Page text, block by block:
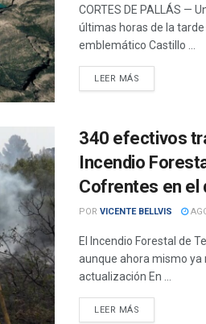
CORTES DE PALLÁS —
últimas horas de la
emblemático Castillo ...
LEER MÁS
340 efectivos
Incendio
Cofrentes en el
POR VICENTE BELLVIS
El Incendio Forestal de
aunque ahora mismo
actualización En ...
LEER MÁS